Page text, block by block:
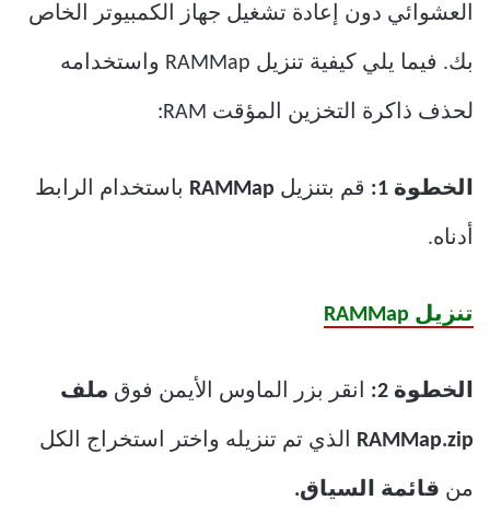
العشوائي دون إعادة تشغيل جهاز الكمبيوتر الخاص
بك. فيما يلي كيفية تنزيل RAMMap واستخدامه
لحذف ذاكرة التخزين المؤقت RAM:
الخطوة 1: قم بتنزيل RAMMap باستخدام الرابط
أدناه.
تنزيل RAMMap
الخطوة 2: انقر بزر الماوس الأيمن فوق ملف
RAMMap.zip الذي تم تنزيله واختر استخراج الكل
من قائمة السياق.